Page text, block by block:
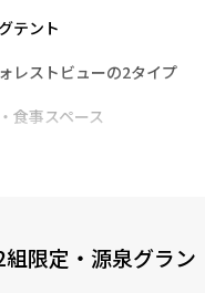
テント
レストビューの2タイプ
食事スペース
源泉グランピング
限定・源泉グラン